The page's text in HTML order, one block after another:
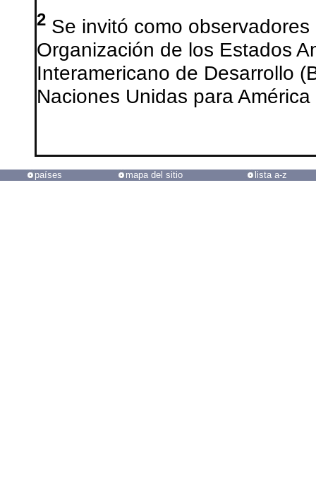
2 Se invitó como
Organización de los Estados
Interamericano de Desarrollo
Naciones Unidas para
países mapa del sitio lista a-z